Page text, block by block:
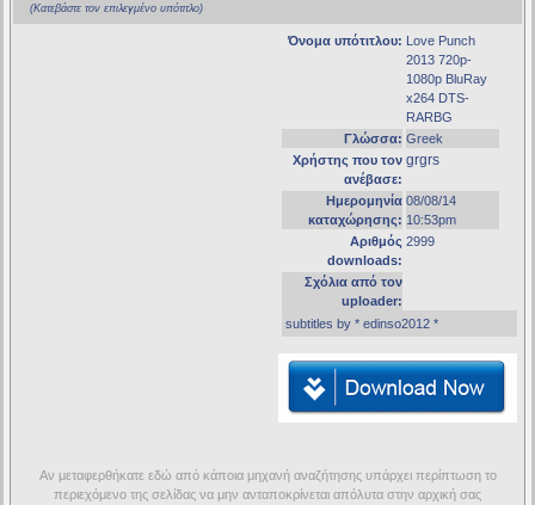
(Κατεβάστε τον επιλεγμένο υπότιτλο)
Όνομα υπότιτλου: Love Punch
2013 720p-
1080p BluRay
x264 DTS-
RARBG
Γλώσσα: Greek
Χρήστης που τον
ανέβασε:
grgrs
Ημερομηνία
καταχώρησης:
08/08/14
10:53pm
Αριθμός
downloads:
2999
Σχόλια από τον
uploader:
subtitles by * edinso2012 *
Αν μεταφερθήκατε εδώ από κάποια μηχανή αναζήτησης υπάρχει περίπτωση το
περιεχόμενο της σελίδας να μην ανταποκρίνεται απόλυτα στην αρχική σας